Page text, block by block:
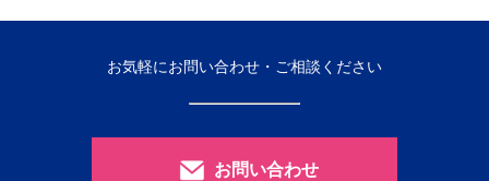
お気軽にお問い合わせ・ご相談ください
お問い合わせ